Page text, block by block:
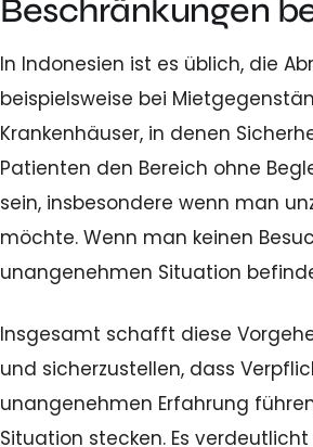
Beschränkungen
In Indonesien ist es üblich, die
beispielsweise bei
Krankenhäuser, in denen
Patienten den Bereich ohne
sein, insbesondere wenn man
möchte. Wenn man keinen
unangenehmen Situation
Insgesamt schafft diese
und sicherzustellen, dass
unangenehmen Erfahrung
Situation stecken. Es